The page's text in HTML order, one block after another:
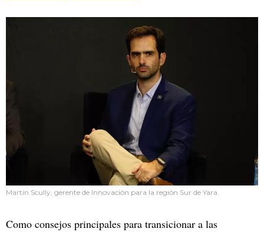
Martín Scully, gerente de Innovación para la región Sur de Yara.
Como consejos principales para transicionar a las